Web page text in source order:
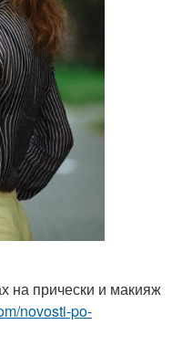
на прически и макияж
novosti-po-